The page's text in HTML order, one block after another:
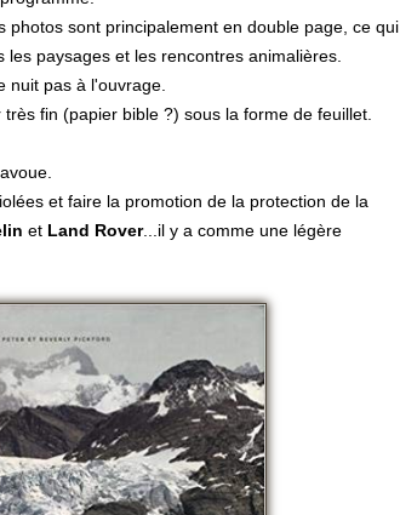
photos sont principalement en double page, ce qui
paysages et les rencontres animalières.
nuit pas à l'ouvrage.
fin (papier bible ?) sous la forme de feuillet.
et faire la promotion de la protection de la
et Land Rover...il y a comme une légère